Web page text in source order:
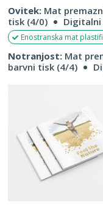
Ovitek: Mat
tisk (4/0)
Enostranska mat
Notranjost: Mat
barvni tisk (4/4)